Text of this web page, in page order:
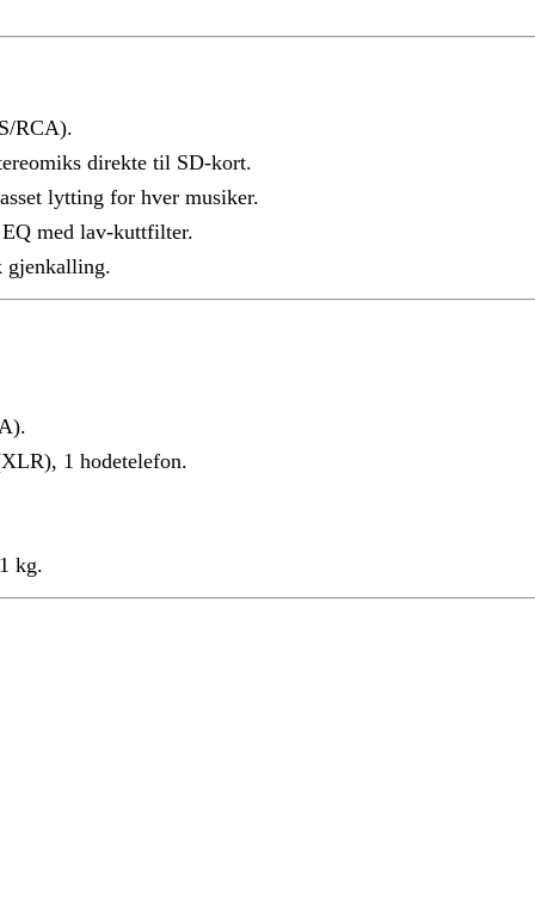
RCA).
direkte til SD-kort.
lytting for hver musiker.
med lav-kuttfilter.
gjenkalling.
1 hodetelefon.
kg.